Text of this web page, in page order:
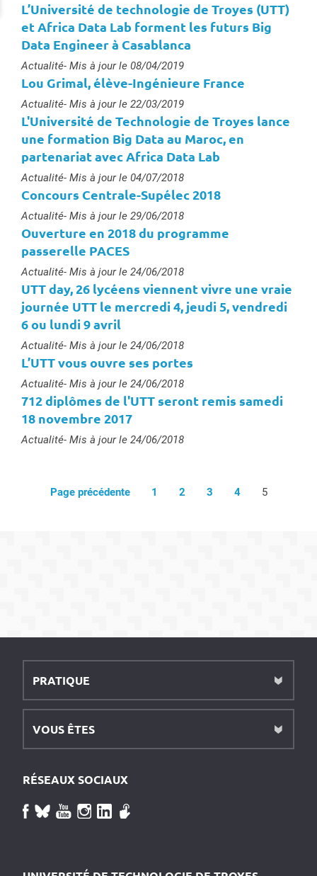
L’Université de technologie de Troyes (UTT)
et Africa Data Lab forment les futurs Big
Data Engineer à Casablanca
Type :
Actualité- Mis à jour le 08/04/2019
Lou Grimal, élève-Ingénieure France
Type :
Actualité- Mis à jour le 22/03/2019
L'Université de Technologie de Troyes lance
une formation Big Data au Maroc, en
partenariat avec Africa Data Lab
Type :
Actualité- Mis à jour le 04/07/2018
Concours Centrale-Supélec 2018
Type :
Actualité- Mis à jour le 29/06/2018
Ouverture en 2018 du programme
passerelle PACES
Type :
Actualité- Mis à jour le 24/06/2018
UTT day, 26 lycéens viennent vivre une vraie
journée UTT le mercredi 4, jeudi 5, vendredi
6 ou lundi 9 avril
Type :
Actualité- Mis à jour le 24/06/2018
L’UTT vous ouvre ses portes
Type :
Actualité- Mis à jour le 24/06/2018
712 diplômes de l'UTT seront remis samedi
18 novembre 2017
Type :
Actualité- Mis à jour le 24/06/2018
Page précédente 1 2 3 4 5
PRATIQUE
VOUS ÊTES
RÉSEAUX SOCIAUX